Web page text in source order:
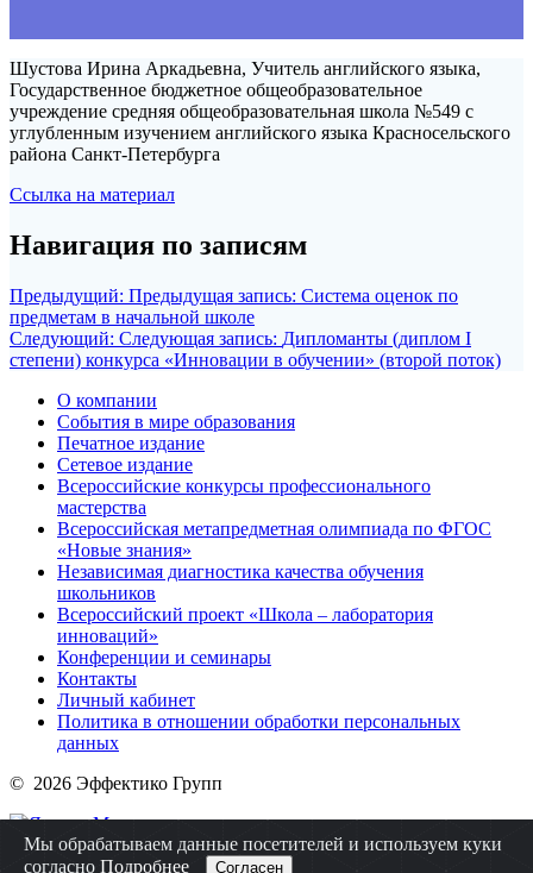
Шустова Ирина Аркадьевна, Учитель английского языка,
Государственное бюджетное общеобразовательное
учреждение средняя общеобразовательная школа №549 с
углубленным изучением английского языка Красносельского
района Санкт-Петербурга
Ссылка на материал
Навигация по записям
Предыдущий: Предыдущая запись: Система оценок по
предметам в начальной школе
Следующий: Следующая запись: Дипломанты (диплом I
степени) конкурса «Инновации в обучении» (второй поток)
О компании
События в мире образования
Печатное издание
Сетевое издание
Всероссийские конкурсы профессионального
мастерства
Всероссийская метапредметная олимпиада по ФГОС
«Новые знания»
Независимая диагностика качества обучения
школьников
Всероссийский проект «Школа – лаборатория
инноваций»
Конференции и семинары
Контакты
Личный кабинет
Политика в отношении обработки персональных
данных
© 2026 Эффектико Групп
Мы обрабатываем данные посетителей и используем куки
согласно Подробнее Согласен